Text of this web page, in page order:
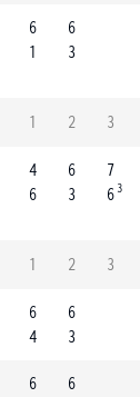
6
1
6
3
1 2 3
4
6
6
3
7
6 3
1 2 3
6
4
6
3
6
6